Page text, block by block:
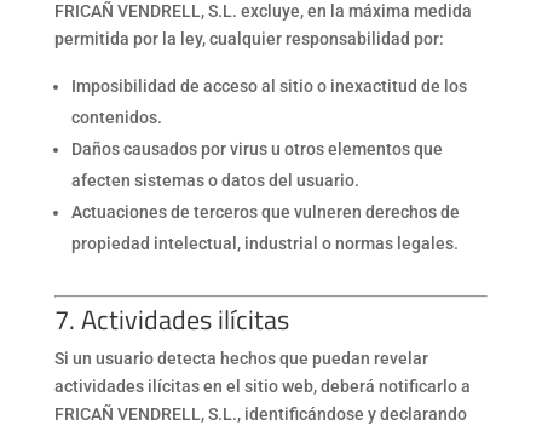
FRICAÑ VENDRELL, S.L. excluye, en la máxima medida
permitida por la ley, cualquier responsabilidad por:
Imposibilidad de acceso al sitio o inexactitud de los
contenidos.
Daños causados por virus u otros elementos que
afecten sistemas o datos del usuario.
Actuaciones de terceros que vulneren derechos de
propiedad intelectual, industrial o normas legales.
7. Actividades ilícitas
Si un usuario detecta hechos que puedan revelar
actividades ilícitas en el sitio web, deberá notificarlo a
FRICAÑ VENDRELL, S.L., identificándose y declarando